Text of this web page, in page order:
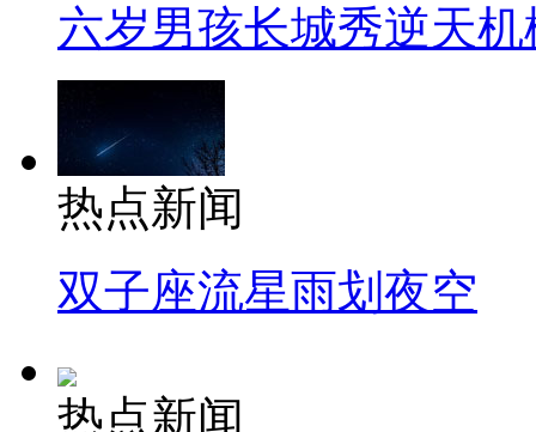
六岁男孩长城秀逆天机
热点新闻
双子座流星雨划夜空
热点新闻